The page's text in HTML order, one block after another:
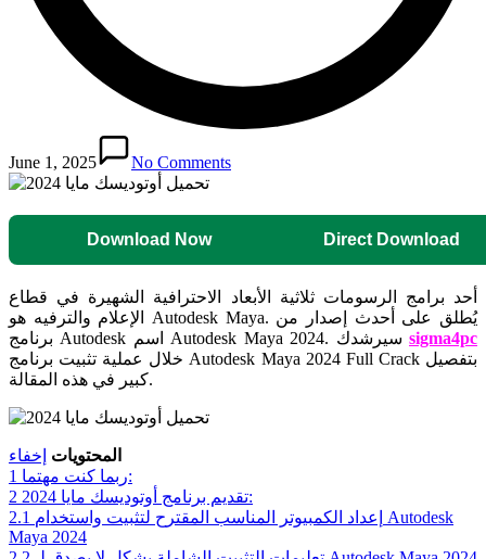
June 1, 2025 No Comments
Download Now Direct Download
أحد برامج الرسومات ثلاثية الأبعاد الاحترافية الشهيرة في قطاع
الإعلام والترفيه هو Autodesk Maya. يُطلق على أحدث إصدار من
برنامج Autodesk اسم Autodesk Maya 2024. سيرشدكsigma4pc
خلال عملية تثبيت برنامج Autodesk Maya 2024 Full Crack بتفصيل
كبير في هذه المقالة.
المحتويات إخفاء
1
ربما كنت مهتما:
2
تقديم برنامج أوتوديسك مايا 2024:
2.1 إعداد الكمبيوتر المناسب المقترح لتثبيت واستخدام Autodesk
Maya 2024